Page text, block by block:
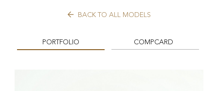
BACK TO ALL MODELS
PORTFOLIO COMPCARD